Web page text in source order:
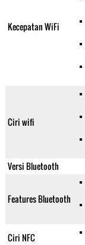
Kecepatan WiFi
Ciri wifi
Versi Bluetooth
Features Bluetooth
Ciri NFC